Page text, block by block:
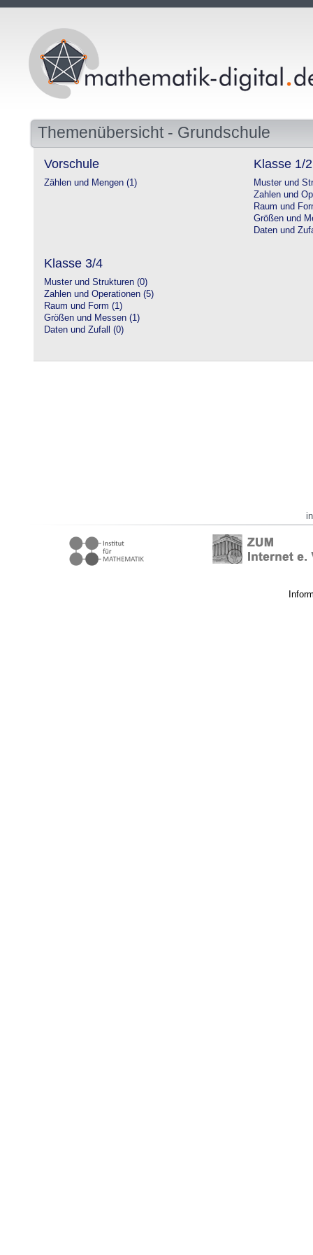
Themenübersicht - Grundschule
Vorschule
Zählen und Mengen (1)
Klasse 1/2
Muster und
Zahlen und
Raum und
Größen und
Daten und
Klasse 3/4
Muster und Strukturen (0)
Zahlen und Operationen (5)
Raum und Form (1)
Größen und Messen (1)
Daten und Zufall (0)